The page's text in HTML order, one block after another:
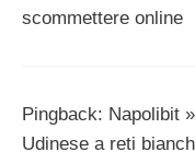
scommettere online
Pingback: Napolibit
Udinese a reti